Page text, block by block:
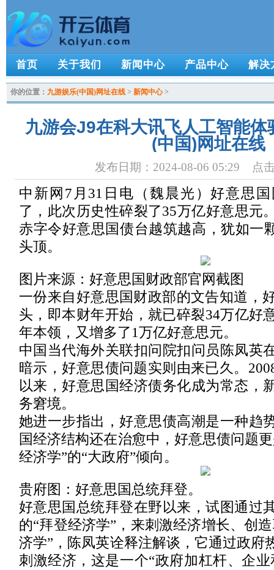
首页 关于我们 新闻中心 产品中心 解决
你的位置： 九游娱乐(中国)网址在线 > 新闻中心>
九游会J9在科大讯飞人工智能体
(中国)网址在线
发布日期：2024-08-06 05:29 点
中新网7月31日电（魏晨光）好意思
了，此次历史性碎裂了35万亿好意思元
赤字令好意思国债台越筑越高，犹如一
头顶。
图片来源：好意思国财政部官网截图
一份来自好意思国财政部的文告知道，
头，即本财年开始，就已碎裂34万亿好
年本领，又增多了1万亿好意思元。
中国当代海外关联扣问院扣问员陈凤英
暗示，好意思债问题实则由来已久。
以来，好意思国经济债务化成为常态，
务窘境。
她进一步指出，好意思债高潮是一种趋
国经济结构还在治愈中，好意思债问题
经济学”的“大政府”倾向。
贵府图：好意思国总统拜登。
好意思国总统拜登在野以来，试图通过
的“拜登经济学”，来刺激经济增长、创
济学”，陈凤英诠释注解谈，它通过政府
刺激经济，这是一个“政府加杠杆、企